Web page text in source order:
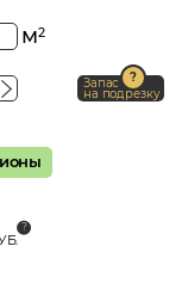
м2
Запас
на подрезку